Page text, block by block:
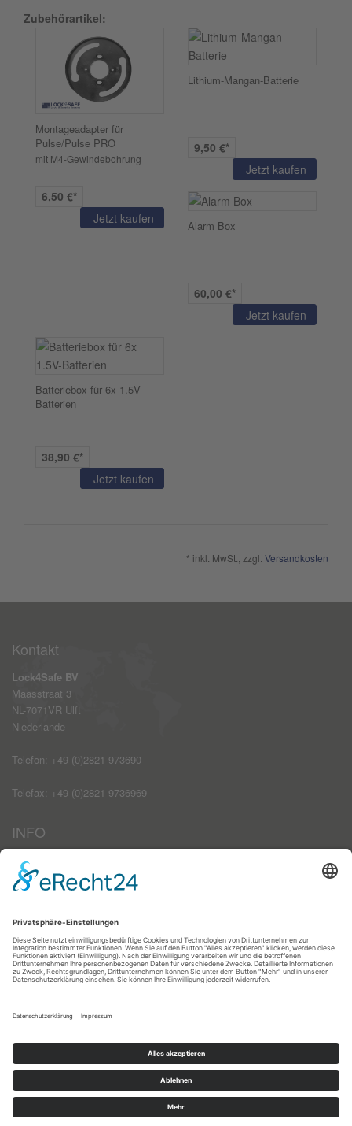
Zubehörartikel:
Montageadapter für
Pulse/Pulse PRO
mit M4-Gewindebohrung
6,50 €*
Jetzt kaufen
Lithium-Mangan-Batterie
9,50 €*
Jetzt kaufen
Alarm Box
60,00 €*
Jetzt kaufen
Batteriebox für 6x 1.5V-
Batterien
38,90 €*
Jetzt kaufen
* inkl. MwSt., zzgl. Versandkosten
Kontakt
Lock4Safe BV
Maasstraat 3
NL-7071VR Ulft
Niederlande
Telefon: +49 (0)2821 973690
Telefax: +49 (0)2821 9736969
INFO
Impressum
AGB
Datenschutzerklärung
Kontakt
Anmelden